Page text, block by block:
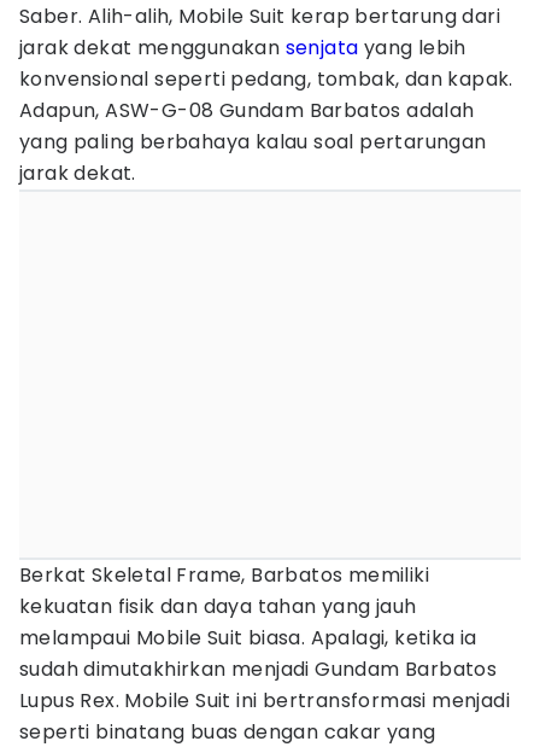
Saber. Alih-alih, Mobile Suit kerap bertarung dari
jarak dekat menggunakan senjata yang lebih
konvensional seperti pedang, tombak, dan kapak.
Adapun, ASW-G-08 Gundam Barbatos adalah
yang paling berbahaya kalau soal pertarungan
jarak dekat.
Berkat Skeletal Frame, Barbatos memiliki
kekuatan fisik dan daya tahan yang jauh
melampaui Mobile Suit biasa. Apalagi, ketika ia
sudah dimutakhirkan menjadi Gundam Barbatos
Lupus Rex. Mobile Suit ini bertransformasi menjadi
seperti binatang buas dengan cakar yang